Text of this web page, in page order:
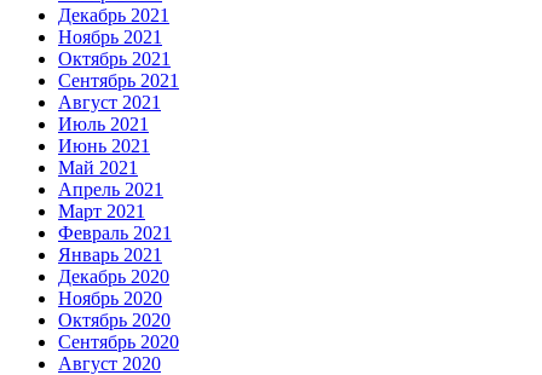
Декабрь 2021
Ноябрь 2021
Октябрь 2021
Сентябрь 2021
Август 2021
Июль 2021
Июнь 2021
Май 2021
Апрель 2021
Март 2021
Февраль 2021
Январь 2021
Декабрь 2020
Ноябрь 2020
Октябрь 2020
Сентябрь 2020
Август 2020